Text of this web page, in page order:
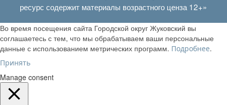
ресурс содержит материалы возрастного ценза 12+»
Во время посещения сайта Городской округ Жуковский вы
соглашаетесь с тем, что мы обрабатываем ваши персональные
данные с использованием метрических программ. Подробнее.
Принять
Manage consent